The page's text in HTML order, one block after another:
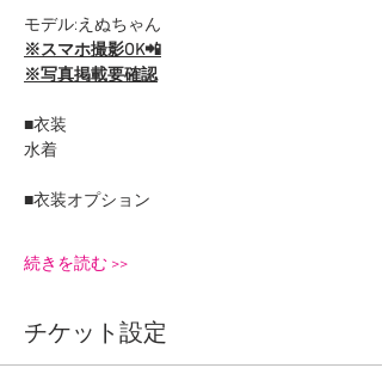
モデル:えぬちゃん
※スマホ撮影OK📲
※写真掲載要確認
■衣装
水着
■衣装オプション
続きを読む >>
チケット設定